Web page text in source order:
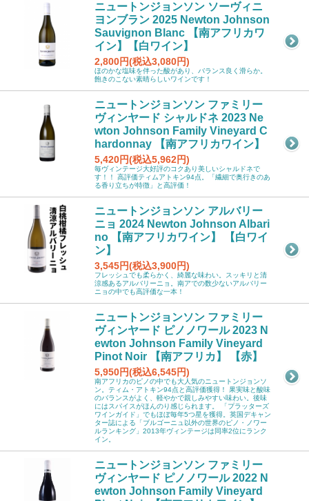
ニュートンジョンソン ソーヴィニ
ヨンブラン 2025 Newton Johnson
Sauvignon Blanc 【南アフリカワ
イン】【白ワイン】
2,800円(税込3,080円)
ほのかな塩味を伴った酸があり、バランス良く滑らか。
飽きのこない素晴らしいワインです！
ニュートンジョンソン ファミリー
ヴィンヤード シャルドネ 2023 Ne
wton Johnson Family Vineyard C
hardonnay 【南アフリカワイン】
5,420円(税込5,962円)
毎ヴィンテージ大好評のコクあり美しいシャルドネで
す！！ 高評価ティムアトキン94点。「繊細で奥行きのあ
る香り立ちが特徴」と高評価！
ニュートンジョンソン アルバリー
ニョ 2024 Newton Johnson Albari
no 【南アフリカワイン】 【白ワイ
ン】
3,545円(税込3,900円)
フレッシュでも柔らかく、綺麗な味わい。スッキリと清
涼感あるアルバリーニョ。南アでの数少ないアルバリー
ニョの中でも高評価な一本！
ニュートンジョンソン ファミリー
ヴィンヤード ピノノワール 2023 N
ewton Johnson Family Vineyard
Pinot Noir 【南アフリカ】 【赤】
5,950円(税込6,545円)
南アフリカのピノの中でも大人気のニュートンジョンソ
ン。ティム・アトキン94点と高評価獲得！ 果実味と酸味
のバランスがよく、軽やかで親しみやすい味わい。後味
にはスパイスがほんのり感じられます。 「プラッターズ
ワインガイド」でもほぼ毎年5つ星を獲得。英国デキャン
ター誌による「ブルゴーニュ以外の世界のピノ・ノワー
ルランキング」2013年ヴィンテージは同率2位にランク
イン。
ニュートンジョンソン ファミリー
ヴィンヤード ピノノワール 2022 N
ewton Johnson Family Vineyard